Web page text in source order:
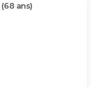
(68 ans)